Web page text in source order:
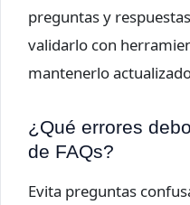
preguntas y
validarlo con
mantenerlo
¿Qué errores
de FAQs?
Evita preguntas